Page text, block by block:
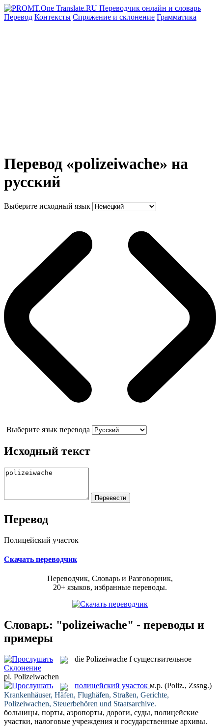
Перевод Контексты Спряжение и склонение Грамматика
Перевод «polizeiwache» на
русский
Выберите исходный язык
Выберите язык перевода
Исходный текст
Перевод
Полицейский участок
Скачать переводчик
Переводчик, Словарь и Разговорник,
20+ языков, избранные переводы.
Словарь: "polizeiwache" - переводы и
примеры
die Polizeiwache f существительное
Склонение
pl. Polizeiwachen
полицейский участок м.р. (Poliz., Zssng.)
Krankenhäuser, Häfen, Flughäfen, Straßen, Gerichte,
Polizeiwachen, Steuerbehören und Staatsarchive.
больницы, порты, аэропорты, дороги, суды, полицейские
участки, налоговые учреждения и государственные архивы.